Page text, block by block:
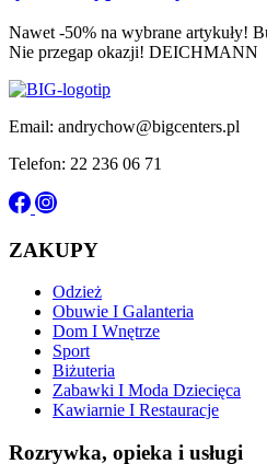
Nawet -50% na wybrane artykuły!
Nie przegap okazji! DEICHMANN
Email: andrychow@bigcenters.pl
Telefon: 22 236 06 71
ZAKUPY
Odzież
Obuwie I Galanteria
Dom I Wnętrze
Sport
Biżuteria
Zabawki I Moda Dziecięca
Kawiarnie I Restauracje
Rozrywka, opieka i usługi